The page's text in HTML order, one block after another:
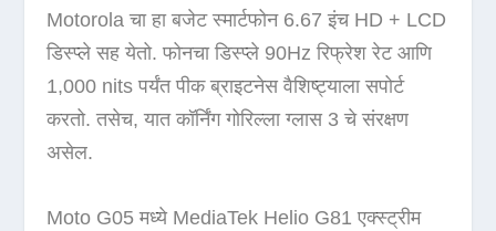
Motorola चा हा बजेट स्मार्टफोन 6.67 इंच HD + LCD
डिस्प्ले सह येतो. फोनचा डिस्प्ले 90Hz रिफ्रेश रेट आणि
1,000 nits पर्यंत पीक ब्राइटनेस वैशिष्ट्याला सपोर्ट
करतो. तसेच, यात कॉर्निंग गोरिल्ला ग्लास 3 चे संरक्षण
असेल.
Moto G05 मध्ये MediaTek Helio G81 एक्स्ट्रीम